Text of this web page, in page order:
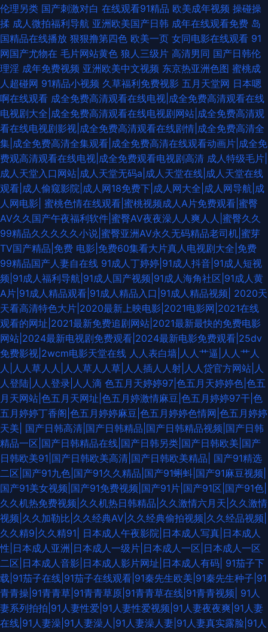
91夫妻小视频 97超碰视屏 日本色熟女 影音先锋波多区 久久精品国产精品 91
探花在线 九九国产精品99 尤物导航 国产剧情三区 大香蕉伊人干 九一成人午
夜 91国产精品 婷婷午夜剧场 久久精品国产视频 AV集市导航 国产馆绿帽 91
欧美性爱 91超碰人人爱 欧美色图日本 婷婷综合伊人一区 韩国AV在线青青
91精品导航 www69视频 日本网站www 男人社区天堂 日韩色色影院 玖玖玖
女同快播 欧美成人中文在线 后入大屁股少妇 美女喷水网址 日本人人操 在线
看香蕉视频 日韩影院 豆花视频91 影音先锋欧美四级 精品视频91 东京色视频
久久瑟瑟爰爰 久草资源色 黄色WW 91网站传媒Tv 91豆花视频18 国产三级片
视频 玖玖精品国产 AV天堂东京热 日韩国国产成人 日韩色图影院 超碰在线精
品 综合色图区 激情午夜AV 午夜福利2 91色色导航 玖玖资源36 黄色中文字
幕 蜜桃97干 超碰在线探花91 日本www色色 亚洲3级电影网 久草精品资源
男人天堂超碰 91大神免费网址 韩国三A91片 微拍92 香蕉视频在线污 国产青
草91娱乐 97視频 久久理论婷婷网 久久伊人一区 18欧美午夜网站 第一福利
美女91 成人伊人丫视频 九一免费在线观看 女同91 超碰无码av 国产人妖群交
国产久久 成人午夜剧场 欧美特黄AAA 黑丝导航 91久久一 A片网纸 91熟女精
品91 欧美三区视频 欧美老妇 日韩免费性网站 五月狼人AV 日韩无码A级片 九
一福利区 人妖三级片 久草成人福利 精品中文在线 97骚资源 黑人激情AV 激
情福利影院 国产综合五五 亚洲天堂官方网站 黑料导航福利 97操操 女优在线
观看 草逼网站 91av福利 日本A网址 蜜桃内射91 操逼视频A 91人妻精 最新黄
色亚洲网址 麻豆果冻大香蕉 无码专区伦理三级 久久伊人成人 人人干91 美女
被操蜜桃91 AV天堂老司机 老司机91在线 人妖伪娘在线播放 韩国福利电影网
伦理另类 国产刺激对白 在线观看91精品 欧美成年视频 操碰操
揉 成人微拍福利导航 亚洲欧美国产日韩 成年在线观看免费 岛
国精品在线播放 狠狠撸第四色 欧美一页 女同电影在线观看 91
网国产尤物在 毛片网站黄色 狼人三级片 高清男同 国产日韩伦
理淫 成年免费视频 亚洲欧美中文视频 东京热亚洲色图 蜜桃成
人超碰网 91精品小视频 久草福利免费视影 五月天堂网 日本嗯
啊在线观看 成全免费高清观看在线电视|成全免费高清观看在线
电视剧大全|成全免费高清观看在线电视剧网站|成全免费高清观
看在线电视剧影视|成全免费高清观看在线剧情|成全免费高清全
集|成全免费高清全集观看|成全免费高清在线观看动画片|成全免
费观高清观看在线电视|成全免费观看电视剧高清 成人特级毛片|
成人天堂入口网站|成人天堂无码a|成人天堂在线|成人天堂在线
观看|成人偷窥影院|成人网18免费下|成人网大全|成人网导航|成
人网电影| 蜜桃色情在线观看|蜜桃视频成人A片免费观看|蜜臀
AV久久国产午夜福利软件|蜜臀AV夜夜澡人人爽人人|蜜臀久久
99精品久久久久久小说|蜜臀亚洲AV永久无码精品老司机|蜜芽
TV国产精品|免费 电影|免费60集看大片真人电视剧大全|免费
99精品国产人妻自在线 91成人丁婷婷|91成人抖音|91成人短视
频|91成人福利导航|91成人国产视频|91成人海角社区|91成人黄
A片|91成人精品观看|91成人精品入口|91成人精品视频| 2020天
天看高清特色大片|2020最新上映电影|2021电影网|2021在线
观看的网址|2021最新免费追剧网站|2021最新最快的免费电影
网站|2024最新电视剧免费观看|2024最新电影免费观看|25dv
免费影视|2wcm电影天堂在线 人人表白墙|人人艹逼|人人艹人
人|人人草人人|人人草人人草|人人插人人射|人人贷官方网站|人
人登陆|人人登录|人人滴 色五月天婷婷97|色五月天婷婷色|色五
月天网站|色五月天网址|色五月婷激情麻豆|色五月婷婷97干|色
五月婷婷丁香阁|色五月婷婷麻豆|色五月婷婷色情网|色五月婷婷
天美| 国产日韩高清|国产日韩精品|国产日韩精品视频|国产日韩
精品一区|国产日韩精品在线|国产日韩另类|国产日韩欧美|国产
日韩欧美91|国产日韩欧美高清|国产日韩欧美精品| 国产91精选
二区|国产91九色|国产91久久精品|国产91蝌蚪|国产91麻豆视频|
国产91美女视频|国产91免费视频|国产91片|国产91区|国产91色|
久久机热免费视频|久久机热日韩精品|久久激情六月天|久久激情
视频|久久加勒比|久久经典AV|久久经典偷拍视频|久久经品视频|
久久精9|久久精91|
日本成人午夜影院|日本成人写真|日本成人
性|日本成人亚洲|日本成人一级片|日本成人一区|日本成人一区
二区|日本成人音影|日本成人影片网址|日本成人有码| 91茄子下
载|91茄子在线|91茄子在线观看|91秦先生欧美|91秦先生种子|91
青青操|91青青草|91青青草原|91青青草在线|91青青视频| 91人
妻系列拍拍|91人妻性爱|91人妻性爱视频|91人妻夜夜爽|91人妻
在线|91人妻澡|91人妻澡人|91人妻澡人妻|91人妻真实露脸|91人